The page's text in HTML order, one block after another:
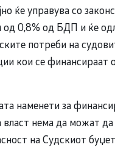
ќе управува со
0,8% од БДП и ќе
потреби на
кои се финансираат
наменети за
власт нема да можат да
на Судскиот